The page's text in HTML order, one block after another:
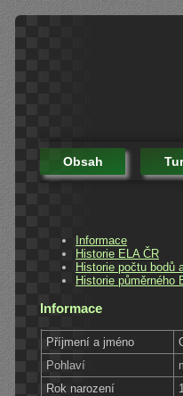
Obsah
Informace
Historie ELA ČR
Historie počtu bodů
Historie půměrného
Informace
Příjmení a jméno
Pohlaví
Rok narození